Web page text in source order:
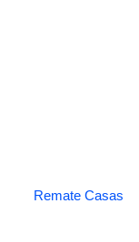
Remate Casas